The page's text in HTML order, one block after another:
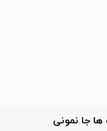
ها جا نمونی